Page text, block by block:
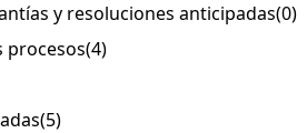
y resoluciones anticipadas(0)
procesos(4)
(5)